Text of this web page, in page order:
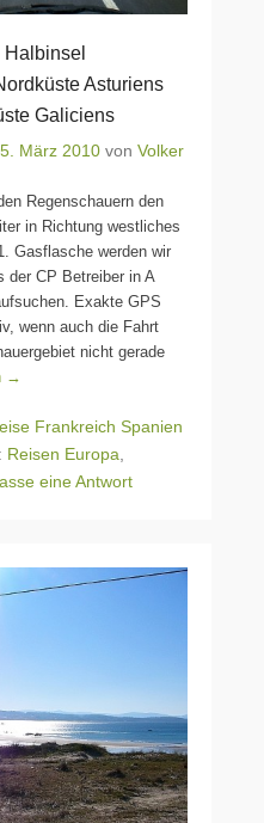
Asturiens
Galiciens
März 2010 von Volker
Regenschauern den
in Richtung westliches
Gasflasche werden wir
der CP Betreiber in A
Exakte GPS
wenn auch die Fahrt
nicht gerade
→
Frankreich Spanien
Reisen Europa
eine Antwort